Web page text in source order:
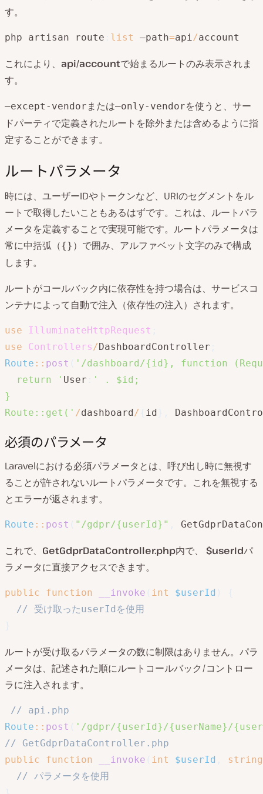
す。
php artisan route list –path=api/account
これにより、 api/accountで始まるルートのみ表示されま
す。
–except-vendor または–only-vendorを使うと、サー
ドパーティで定義されたルートを除外または含めるように指
定することができます。
ルートパラメータ
時には、ユーザーIDやトークンなど、URIのセグメントをル
ートで取得したいこともあるはずです。これは、ルートパラ
メータを定義することで実現可能です。ルートパラメータは
常に中括弧（{} ）で囲み、アルファベット文字のみで構成
します。
ルートがコールバック内に依存性を持つ場合は、サービスコ
ンテナによって自動で注入（依存性の注入）されます。
use IlluminateHttpRequest
use
Controllers/DashboardController
Route :: post
'/dashboard/{id}, function
  return '
User
' . $id;
}
Route::get(' /dashboard/ id
必須のパラメータ
Laravelにおける必須パラメータとは、呼び出し時に無視す
ることが許されないルートパラメータです。これを無視する
とエラーが返されます。
Route :: post "/gdpr/{userId}"
これで、 GetGdprDataController.php内で、 $userIdパ
ラメータに直接アクセスできます。
public function __invoke int $userId
// 受け取ったuserIdを使用
ルートが受け取るパラメータの数に制限はありません。パラ
メータは、記述された順にルートコールバック/コントロー
ラに注入されます。
// api.php
Route :: post
'/gdpr/{userId}/{userName}/
// GetGdprDataController.php
public
function __invoke int $userId
string
// パラメータを使用